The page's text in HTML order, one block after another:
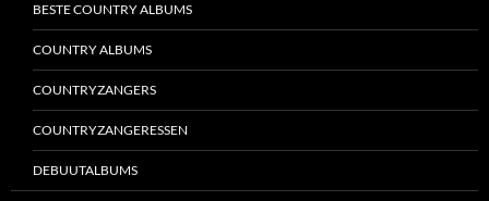
BESTE COUNTRY ALBUMS
COUNTRY ALBUMS
COUNTRYZANGERS
COUNTRYZANGERESSEN
DEBUUTALBUMS